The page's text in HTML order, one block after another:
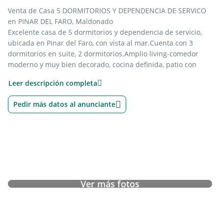
Venta de Casa 5 DORMITORIOS Y DEPENDENCIA DE SERVICO
en PINAR DEL FARO, Maldonado
Excelente casa de 5 dormitorios y dependencia de servicio,
ubicada en Pinar del Faro, con vista al mar.Cuenta con 3
dormitorios en suite, 2 dormitorios.Amplio living-comedor
moderno y muy bien decorado, cocina definida, patio con
completa y lavadero. Piscina.
El barrio ademas cuenta con canchas de tennis, piscinas,
Leer descripción completa
Pedir más datos al anunciante
Ver más fotos